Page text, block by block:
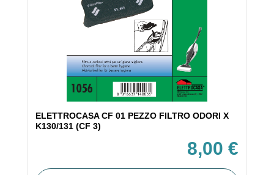
ELETTROCASA CF 01 PEZZO FILTRO ODORI X
K130/131 (CF 3)
8,00 €